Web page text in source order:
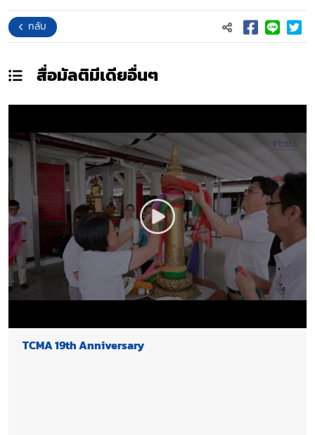
กลับ
สื่อมัลติมีเดียอื่นๆ
TCMA 19th Anniversary